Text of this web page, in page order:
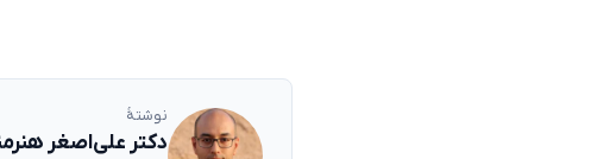
نوشتهٔ
دکتر علی‌اصغر